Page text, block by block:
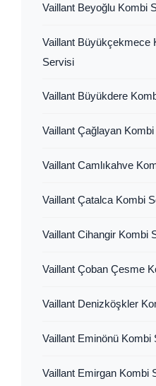
Vaillant Beyoğlu Kombi
Vaillant Büyükçekmece
Servisi
Vaillant Büyükdere
Vaillant Çağlayan
Vaillant Camlıkahve
Vaillant Çatalca Kombi
Vaillant Cihangir Kombi
Vaillant Çoban Çesme
Vaillant Denizköşkler
Vaillant Eminönü Kombi
Vaillant Emirgan Kombi